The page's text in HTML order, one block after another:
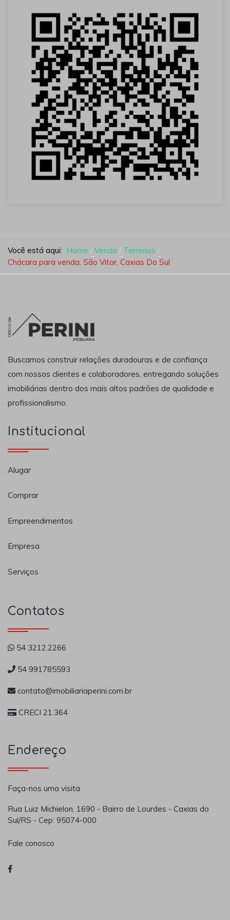
Você está aqui: Home Venda
Terrenos
Chácara para venda, São Vitor, Caxias Do Sul
Buscamos construir relações duradouras e de confiança
com nossos clientes e colaboradores, entregando soluções
imobiliárias dentro dos mais altos padrões de qualidade e
profissionalismo.
Institucional
Alugar
Comprar
Empreendimentos
Empresa
Serviços
Contatos
54 3212.2266
54 991785593
contato@imobiliariaperini.com.br
CRECI 21.364
Endereço
Faça-nos uma visita
Rua Luiz Michielon, 1690 - Bairro de Lourdes - Caxias do
Sul/RS - Cep: 95074-000
Fale conosco